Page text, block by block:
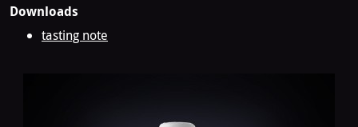
Downloads
tasting note